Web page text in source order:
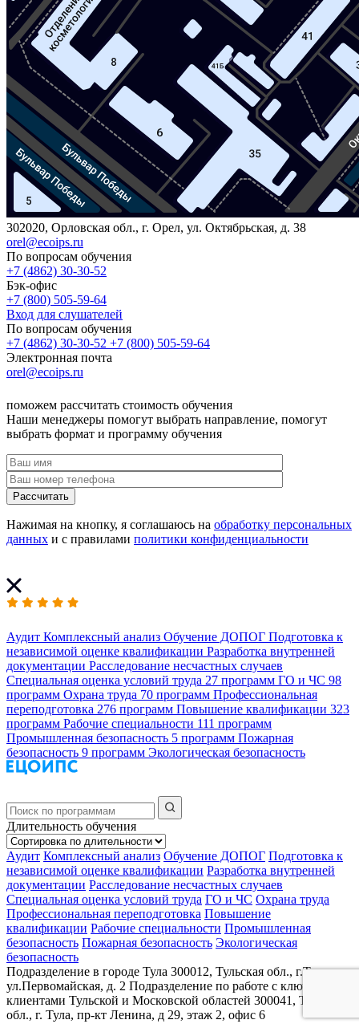
302020, Орловская обл., г. Орел, ул. Октябрьская, д. 38
orel@ecoips.ru
По вопросам обучения
+7 (4862) 30-30-52
Бэк-офис
+7 (800) 505-59-64
Вход для слушателей
По вопросам обучения
+7 (4862) 30-30-52 +7 (800) 505-59-64
Электронная почта
orel@ecoips.ru
поможем рассчитать стоимость обучения
Наши менеджеры помогут выбрать направление, помогут
выбрать формат и программу обучения
Рассчитать
Нажимая на кнопку, я соглашаюсь на обработку персональных
данных и с правилами политики конфиденциальности
Аудит Комплексный анализ Обучение ДОПОГ Подготовка к
независимой оценке квалификации Разработка внутренней
документации Расследование несчастных случаев
Специальная оценка условий труда 27 программ ГО и ЧС 98
программ Охрана труда 70 программ Профессиональная
переподготовка 276 программ Повышение квалификации 323
программ Рабочие специальности 111 программ
Промышленная безопасность 5 программ Пожарная
безопасность 9 программ Экологическая безопасность
Длительность обучения
Аудит Комплексный анализ Обучение ДОПОГ Подготовка к
независимой оценке квалификации Разработка внутренней
документации Расследование несчастных случаев
Специальная оценка условий труда ГО и ЧС Охрана труда
Профессиональная переподготовка Повышение
квалификации Рабочие специальности Промышленная
безопасность Пожарная безопасность Экологическая
безопасность
Подразделение в городе Тула 300012, Тульская обл., г.Тула,
ул.Первомайская, д. 2 Подразделение по работе с ключевыми
клиентами Тульской и Московской областей 300041, Тульская
обл., г. Тула, пр-кт Ленина, д 29, этаж 2, офис 6